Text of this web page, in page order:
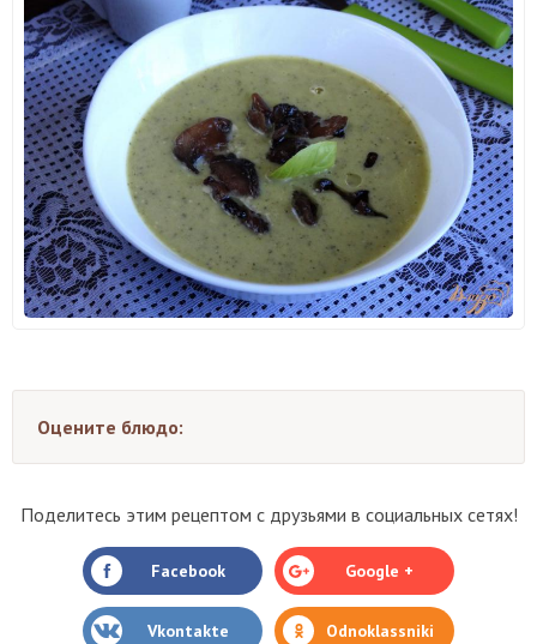
Оцените блюдо:
Поделитесь этим рецептом с друзьями в социальных сетях!
Facebook Google +
Vkontakte Odnoklassniki